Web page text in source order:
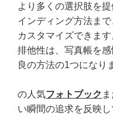
より多くの選択肢を
インディング方法ま
カスタマイズできま
排他性は、写真帳を
良の方法の1つになり
の人気フォトブック
い瞬間の追求を反映し